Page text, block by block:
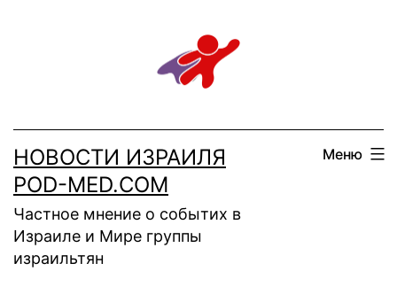
НОВОСТИ ИЗРАИЛЯ
POD-MED.COM
Частное мнение о событих в
Израиле и Мире группы
израильтян
Меню